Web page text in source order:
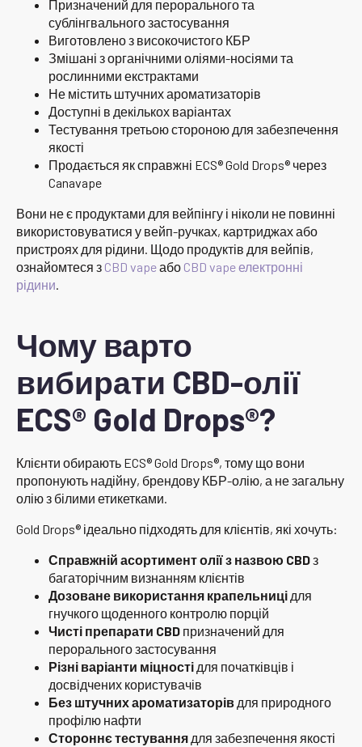
Призначений для перорального та
сублінгвального застосування
Виготовлено з високочистого КБР
Змішані з органічними оліями-носіями та
рослинними екстрактами
Не містить штучних ароматизаторів
Доступні в декількох варіантах
Тестування третьою стороною для забезпечення
якості
Продається як справжні ECS® Gold Drops® через
Canavape
Вони не є продуктами для вейпінгу і ніколи не повинні
використовуватися у вейп-ручках, картриджах або
пристроях для рідини. Щодо продуктів для вейпів,
ознайомтеся з CBD vapeабо CBD vape електронні
рідини.
Чому варто
вибирати CBD-олії
ECS® Gold Drops®?
Клієнти обирають ECS® Gold Drops®, тому що вони
пропонують надійну, брендову КБР-олію, а не загальну
олію з білими етикетками.
Gold Drops® ідеально підходять для клієнтів, які хочуть:
Справжній асортимент олії з назвою CBDз
багаторічним визнанням клієнтів
Дозоване використання крапельниці для
гнучкого щоденного контролю порцій
Чисті препарати CBD призначений для
перорального застосування
Різні варіанти міцності для початківців і
досвідчених користувачів
Без штучних ароматизаторів для природного
профілю нафти
Стороннє тестування для забезпечення якості